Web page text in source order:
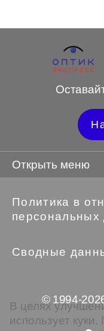
Открыть меню
Политика в
персональных
Сводные
© 1994-
В целях
использует